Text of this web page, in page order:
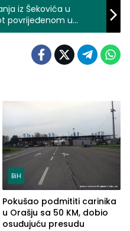
iz Šekovića u
povrijeđenom u
BiH
Pokušao podmititi carinika
u Orašju sa 50 KM, dobio
osuđujuću presudu